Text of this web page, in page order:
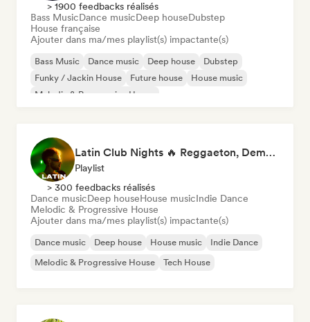
> 1900 feedbacks réalisés
Bass MusicDance musicDeep houseDubstep
House française
Ajouter dans ma/mes playlist(s) impactante(s)
Bass Music Dance music Deep house
Dubstep
Funky / Jackin House
Future house
House music
Melodic & Progressive House
Latin Club Nights 🔥 Reggaeton, Dembow & Latin House
Playlist
> 300 feedbacks réalisés
Dance musicDeep houseHouse musicIndie Dance
Melodic & Progressive House
Ajouter dans ma/mes playlist(s) impactante(s)
Dance music Deep house House music
Indie Dance
Melodic & Progressive House
Tech House